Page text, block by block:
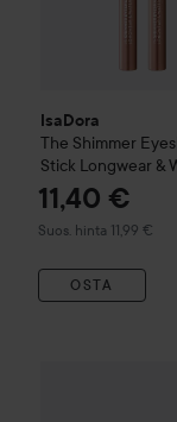
IsaDora
The Shimmer
Stick Longwear &
Resistant
43
11,40 €
Suos. hinta 11,99 €
Suositeltu hinta 11,99 €
OSTA